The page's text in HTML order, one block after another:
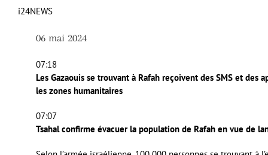
i24NEWS
06 mai 2024
07:18
Les Gazaouis se trouvant à Rafah reçoivent des SMS et des
les zones humanitaires
07:07
Tsahal confirme évacuer la population de Rafah en vue de